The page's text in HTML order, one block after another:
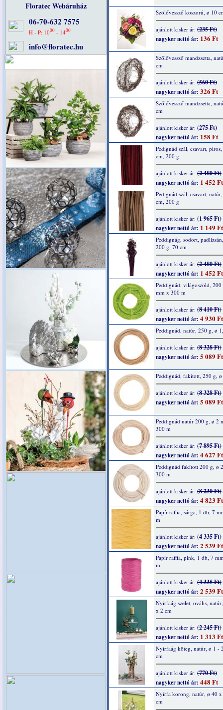
Floratec Webáruház
06-70-632 7575
H - P: 1000- 1400
info@floratec.hu
Szölővessző koszorú, ø 10
ajánlott kisker ár: (235 Ft)
nagyker nettó ár: 136 Ft
Szőlővessző mandzsetta,
cm
ajánlott kisker ár: (560 Ft)
nagyker nettó ár: 326 Ft
Szőlővessző mandzsetta,
cm
ajánlott kisker ár: (275 Ft)
nagyker nettó ár: 158 Ft
Pedignád szál, csavart,
cm, 200 g
ajánlott kisker ár: (2 480 Ft)
nagyker nettó ár: 1 452 Ft
Pedignád szál, csavart,
cm, 200 g
ajánlott kisker ár: (1 965 Ft)
nagyker nettó ár: 1 149 Ft
Peddignág, sodort,
200 g, 70 cm
ajánlott kisker ár: (2 480 Ft)
nagyker nettó ár: 1 452 Ft
Peddignád, világoszöld,
mm x 300 m
ajánlott kisker ár: (8 410 Ft)
nagyker nettó ár: 4 930 Ft
Peddignád, natúr, 250 g, ø
ajánlott kisker ár: (8 328 Ft)
nagyker nettó ár: 5 089 Ft
Peddignád, fakított, 250 g,
ajánlott kisker ár: (8 328 Ft)
nagyker nettó ár: 5 089 Ft
Peddignád natúr 200 g, ø 2
300 m
ajánlott kisker ár: (7 895 Ft)
nagyker nettó ár: 4 627 Ft
Peddignád fakított 200 g, ø
300 m
ajánlott kisker ár: (8 230 Ft)
nagyker nettó ár: 4 823 Ft
Papír raffia, sárga, 1 db, 7
m
ajánlott kisker ár: (4 335 Ft)
nagyker nettó ár: 2 539 Ft
Papír raffia, pink, 1 db, 7
m
ajánlott kisker ár: (4 335 Ft)
nagyker nettó ár: 2 539 Ft
Nyírfaág szelet, ovális,
x 2 cm
ajánlott kisker ár: (2 245 Ft)
nagyker nettó ár: 1 313 Ft
Nyírfaág köteg, natúr, ø 1 -
cm
ajánlott kisker ár: (770 Ft)
nagyker nettó ár: 448 Ft
Nyírfa korong, natúr, ø 40
cm